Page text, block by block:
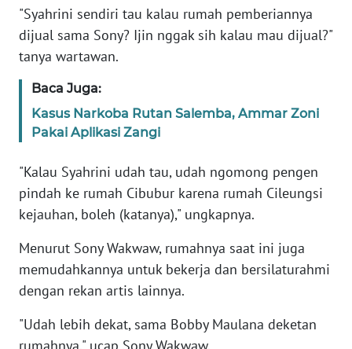
"Syahrini sendiri tau kalau rumah pemberiannya
dijual sama Sony? Ijin nggak sih kalau mau dijual?"
tanya wartawan.
Baca Juga:
Kasus Narkoba Rutan Salemba, Ammar Zoni
Pakai Aplikasi Zangi
"Kalau Syahrini udah tau, udah ngomong pengen
pindah ke rumah Cibubur karena rumah Cileungsi
kejauhan, boleh (katanya)," ungkapnya.
Menurut Sony Wakwaw, rumahnya saat ini juga
memudahkannya untuk bekerja dan bersilaturahmi
dengan rekan artis lainnya.
"Udah lebih dekat, sama Bobby Maulana deketan
Informasi
INDEKS
BERITA
KAMI
IKLAN
TENTANG
PEDOMAN
MEDIA